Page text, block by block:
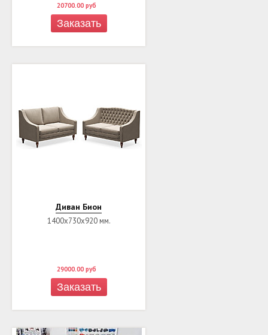
20700.00 руб
Заказать
Диван Бион
1400х730х920 мм.
29000.00 руб
Заказать